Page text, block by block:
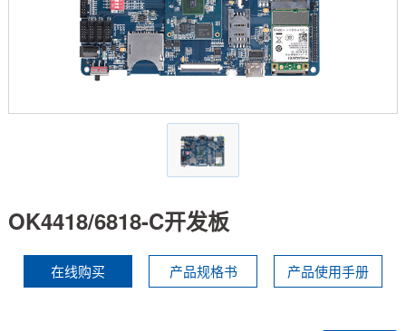
关于飞凌
天猫商城
OK4418/6818-C开发板
在线购买 产品规格书 产品使用手册